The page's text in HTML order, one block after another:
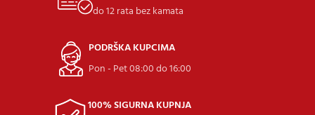
do 12 rata bez kamata
PODRŠKA KUPCIMA
Pon - Pet 08:00 do 16:00
100% SIGURNA KUPNJA